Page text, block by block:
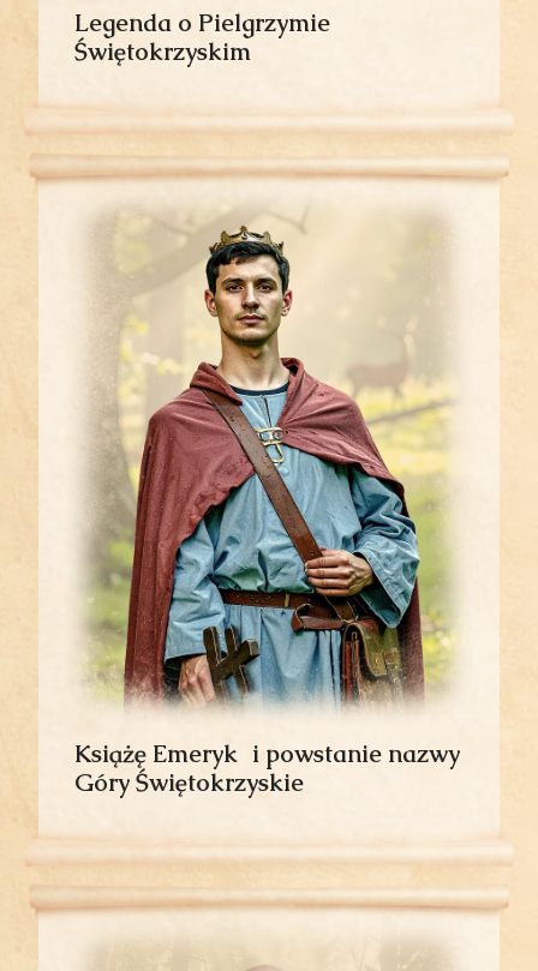
Legenda o Pielgrzymie
Świętokrzyskim
Książę Emeryk i powstanie nazwy
Góry Świętokrzyskie